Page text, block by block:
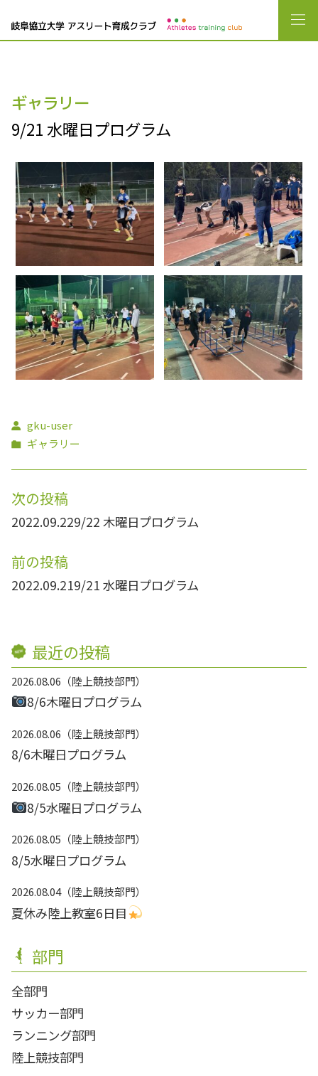
ギャラリー
9/21 水曜日プログラム
gku-user
ギャラリー
次の投稿
2022.09.229/22 木曜日プログラム
前の投稿
2022.09.219/21 水曜日プログラム
最近の投稿
2026.08.06 陸上競技部門
8/6木曜日プログラム
2026.08.06 陸上競技部門
8/6木曜日プログラム
2026.08.05 陸上競技部門
8/5水曜日プログラム
2026.08.05 陸上競技部門
8/5水曜日プログラム
2026.08.04 陸上競技部門
夏休み陸上教室6日目
部門
全部門
サッカー部門
ランニング部門
陸上競技部門